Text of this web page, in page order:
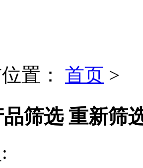
置： 首页 >
筛选 重新筛